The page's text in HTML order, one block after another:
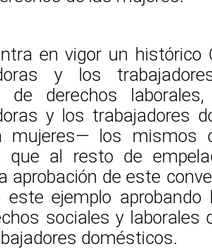
en vigor un histórico
y los
de derechos
y los trabajadores
mujeres— los mismos
que al resto de
aprobación de este
este ejemplo aprobando
sociales y laborales
domésticos.